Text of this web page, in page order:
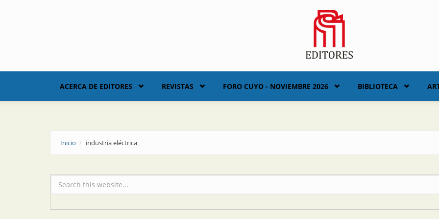
ACERCA DE EDITORES REVISTAS FORO CUYO - NOVIEMBRE 2026 BIBLIOTECA
Inicio industria eléctrica
Formulario de búsqueda